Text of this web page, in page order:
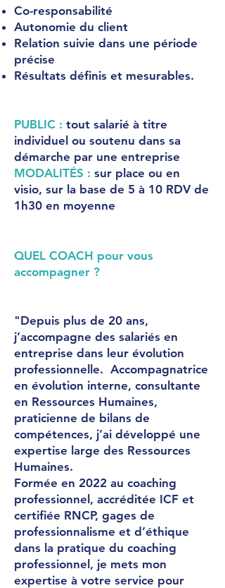
Co-responsabilité
Autonomie du client
Relation suivie dans une période
précise
Résultats définis et mesurables.
PUBLIC : tout salarié à titre
individuel ou soutenu dans sa
démarche par une entreprise
MODALITÉS : sur place ou en
visio, sur la base de 5 à 10 RDV de
1h30 en moyenne
QUEL COACH pour vous
accompagner ?
"Depuis plus de 20 ans,
j’accompagne des salariés en
entreprise dans leur évolution
professionnelle. Accompagnatrice
en évolution interne, consultante
en Ressources Humaines,
praticienne de bilans de
compétences, j’ai développé une
expertise large des Ressources
Humaines.
Formée en 2022 au coaching
professionnel, accréditée ICF et
certifiée RNCP, gages de
professionnalisme et d’éthique
dans la pratique du coaching
professionnel, je mets mon
expertise à votre service pour